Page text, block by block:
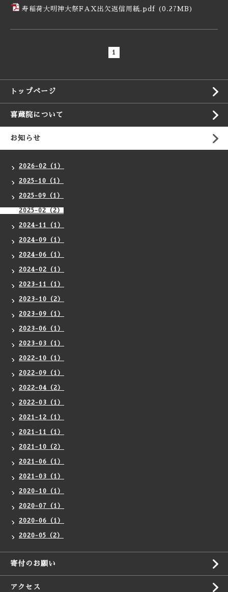
寿稲荷大明神大祭FAX出欠返信用紙.pdf
(0.27MB)
1
トップページ
喜蔵院について
お知らせ
2026-02（1）
2025-10（1）
2025-09（1）
2025-02（2）
2024-11（1）
2024-09（1）
2024-06（1）
2024-02（1）
2023-11（1）
2023-10（2）
2023-09（1）
2023-06（1）
2023-03（1）
2022-10（1）
2022-09（1）
2022-04（2）
2022-03（1）
2021-12（1）
2021-11（1）
2021-10（2）
2021-06（1）
2021-03（1）
2020-10（1）
2020-07（1）
2020-06（1）
2020-05（2）
寄付のお願い
アクセス